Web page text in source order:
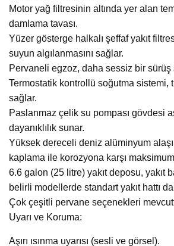
Motor yağ filtresinin altında yer alan
damlama tavası.
Yüzer gösterge halkalı şeffaf yakıt
suyun algılanmasını sağlar.
Pervaneli egzoz, daha sessiz bir sürüş
Termostatik kontrollü soğutma sistemi,
sağlar.
Paslanmaz çelik su pompası gövdesi
dayanıklılık sunar.
Yüksek dereceli deniz alüminyum
kaplama ile korozyona karşı
6.6 galon (25 litre) yakıt deposu, yakıt
belirli modellerde standart yakıt hattı
Çok çeşitli pervane seçenekleri
Uyarı ve Koruma:
Aşırı ısınma uyarısı (sesli ve görsel).